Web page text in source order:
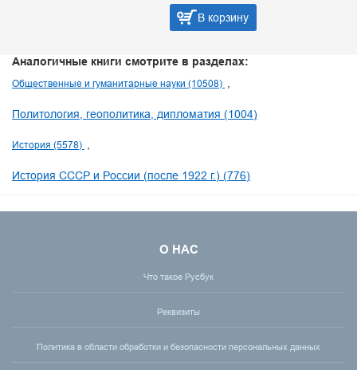
Аналогичные книги смотрите в разделах:
Общественные и гуманитарные науки (10508)
Политология, геополитика, дипломатия (1004)
История (5578)
История СССР и России (после 1922 г.) (776)
О НАС
Что такое Русбук
Реквизиты
Политика в области обработки и безопасности персональных данных